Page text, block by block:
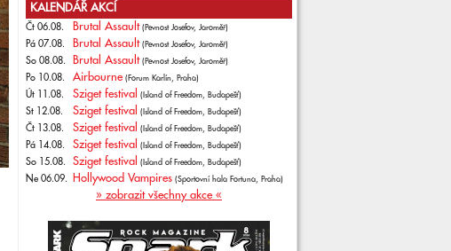
KALENDÁŘ AKCÍ
Čt 06.08. Brutal Assault (Pevnost Josefov, Jaroměř)
Pá 07.08. Brutal Assault (Pevnost Josefov, Jaroměř)
So 08.08. Brutal Assault (Pevnost Josefov, Jaroměř)
Po 10.08. Airbourne (Forum Karlín, Praha)
Út 11.08. Sziget festival (Island of Freedom, Budapešť)
St 12.08. Sziget festival (Island of Freedom, Budapešť)
Čt 13.08. Sziget festival (Island of Freedom, Budapešť)
Pá 14.08. Sziget festival (Island of Freedom, Budapešť)
So 15.08. Sziget festival (Island of Freedom, Budapešť)
Ne 06.09. Hollywood Vampires (Sportovní hala Fortuna, Praha)
» zobrazit všechny akce «